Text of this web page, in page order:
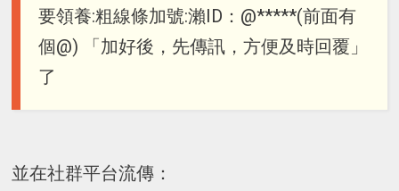
要領養:粗線條加號:瀨ID：@*****(前面有
個@) 「加好後，先傳訊，方便及時回覆」
了
並在社群平台流傳：